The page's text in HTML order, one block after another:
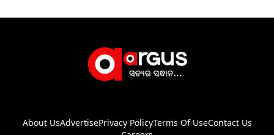
About UsAdvertisePrivacy PolicyTerms Of UseContact Us